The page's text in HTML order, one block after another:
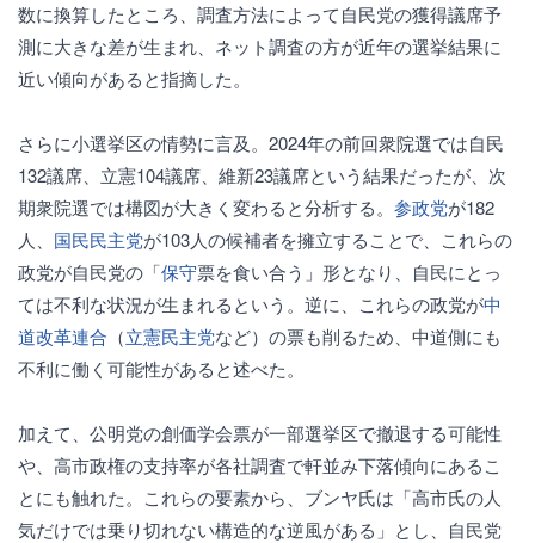
数に換算したところ、調査方法によって自民党の獲得議席予
測に大きな差が生まれ、ネット調査の方が近年の選挙結果に
近い傾向があると指摘した。
さらに小選挙区の情勢に言及。2024年の前回衆院選では自民
132議席、立憲104議席、維新23議席という結果だったが、次
期衆院選では構図が大きく変わると分析する。 参政党が182
人、 国民民主党が103人の候補者を擁立することで、これらの
政党が自民党の「保守票を食い合う」形となり、自民にとっ
ては不利な状況が生まれるという。逆に、これらの政党が中
道改革連合 （立憲民主党など）の票も削るため、中道側にも
不利に働く可能性があると述べた。
加えて、公明党の創価学会票が一部選挙区で撤退する可能性
や、高市政権の支持率が各社調査で軒並み下落傾向にあるこ
とにも触れた。これらの要素から、ブンヤ氏は「高市氏の人
気だけでは乗り切れない構造的な逆風がある」とし、自民党